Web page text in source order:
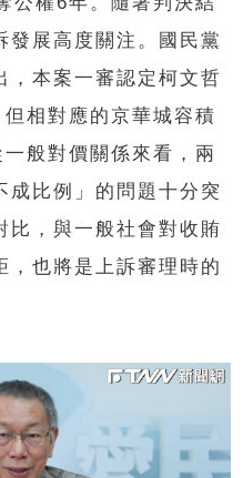
發展高度關注。國民黨
，本案一審認定柯文哲
相對應的京華城容積
般對價關係來看，兩
成比例」的問題十分突
比，與一般社會對收賄
，也將是上訴審理時的